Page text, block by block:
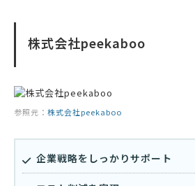
株式会社peekaboo
参照元： 株式会社peekaboo
企業戦略をしっかりサポート